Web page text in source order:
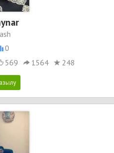
ash
0
569 1564 248